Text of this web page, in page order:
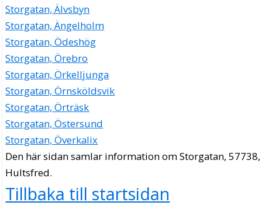
Storgatan, Älvsbyn
Storgatan, Ängelholm
Storgatan, Ödeshög
Storgatan, Örebro
Storgatan, Örkelljunga
Storgatan, Örnsköldsvik
Storgatan, Örträsk
Storgatan, Östersund
Storgatan, Överkalix
Den här sidan samlar information om Storgatan, 57738,
Hultsfred.
Tillbaka till startsidan